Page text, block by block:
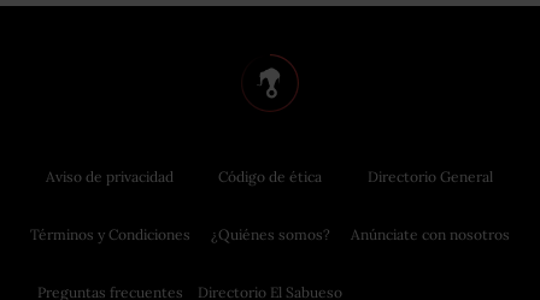
Aviso de privacidad
Términos y Condiciones
Preguntas frecuentes
Código de ética
¿Quiénes somos?
Directorio El Sabueso
Directorio General
Anúnciate con nosotros